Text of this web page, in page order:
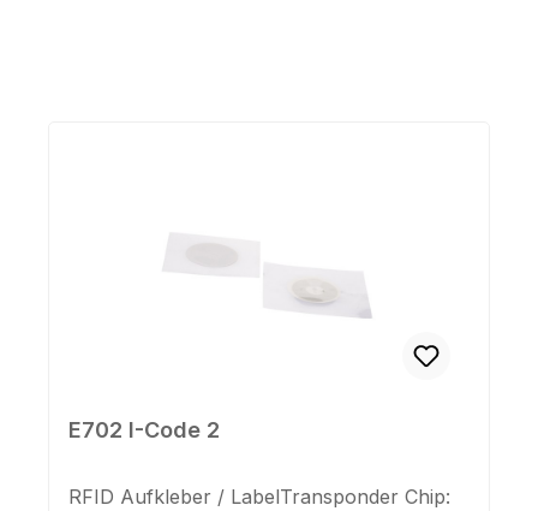
E702 I-Code 2
RFID Aufkleber / LabelTransponder Chip: